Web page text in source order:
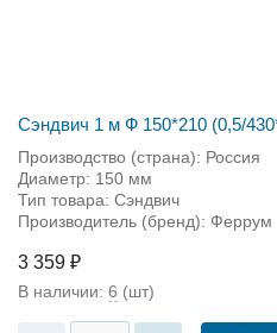
Сэндвич 1 м Ф 150*210 (0,5/
Производство (страна): Россия
Диаметр: 150 мм
Тип товара: Сэндвич
Производитель (бренд): Феррум
3 359 ₽
В наличии: 6 (шт)